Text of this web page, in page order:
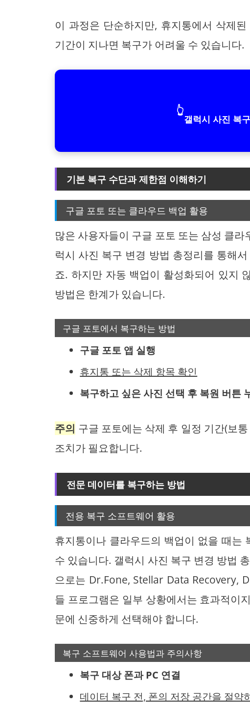
이 과정은 단순하지만, 휴지통에서 삭제
기간이 지나면 복구가 어려울 수 있습니다.
👆
갤럭시 사진 복
기본 복구 수단과 제한점 이해하기
구글 포토 또는 클라우드 백업 활용
많은 사용자들이 구글 포토 또는 삼성 클
럭시 사진 복구 변경 방법 총정리를 통해
죠. 하지만 자동 백업이 활성화되어 있지
방법은 한계가 있습니다.
구글 포토에서 복구하는 방법
구글 포토 앱 실행
휴지통 또는 삭제 항목 확인
복구하고 싶은 사진 선택 후 복원 버튼
주의 구글 포토에는 삭제 후 일정 기간(보
조치가 필요합니다.
전문 데이터를 복구하는 방법
전용 복구 소프트웨어 활용
휴지통이나 클라우드의 백업이 없을 때는
수 있습니다. 갤럭시 사진 복구 변경 방법
으로는 Dr.Fone, Stellar Data Recovery,
들 프로그램은 일부 상황에서는 효과적이
문에 신중하게 선택해야 합니다.
복구 소프트웨어 사용법과 주의사항
복구 대상 폰과 PC 연결
데이터 복구 전, 폰의 저장 공간을 절약